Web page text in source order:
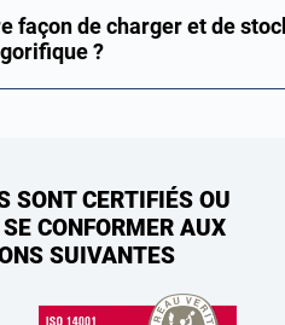
façon de charger et de
?
SONT CERTIFIÉS OU
CONFORMER AUX
SUIVANTES